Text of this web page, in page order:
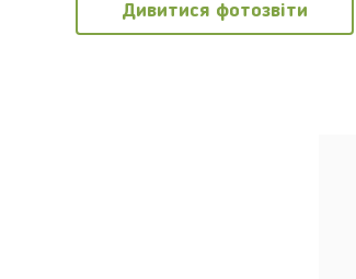
Дивитися фотозвіти